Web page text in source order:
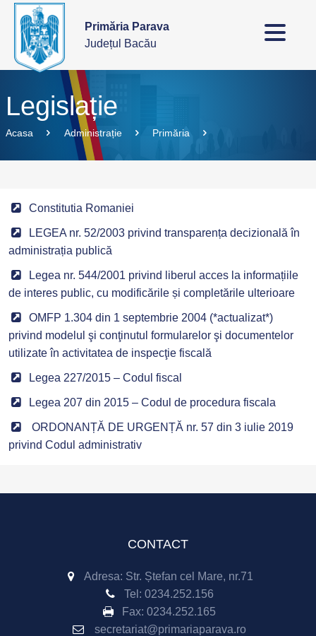
Primăria Parava
Județul Bacău
Legislație
Acasa Administrație Primăria
Constitutia Romaniei
LEGEA nr. 52/2003 privind transparența decizională în
administrația publică
Legea nr. 544/2001 privind liberul acces la informațiile
de interes public, cu modificările și completările ulterioare
OMFP 1.304 din 1 septembrie 2004 (*actualizat*)
privind modelul şi conţinutul formularelor şi documentelor
utilizate în activitatea de inspecţie fiscală
Legea 227/2015 – Codul fiscal
Legea 207 din 2015 – Codul de procedura fiscala
ORDONANȚĂ DE URGENȚĂ nr. 57 din 3 iulie 2019
privind Codul administrativ
CONTACT
Adresa: Str. Ștefan cel Mare, nr.71
Tel: 0234.252.156
Fax: 0234.252.165
secretariat@primariaparava.ro